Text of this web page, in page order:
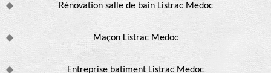
Rénovation salle de bain Listrac Medoc
Maçon Listrac Medoc
Entreprise batiment Listrac Medoc